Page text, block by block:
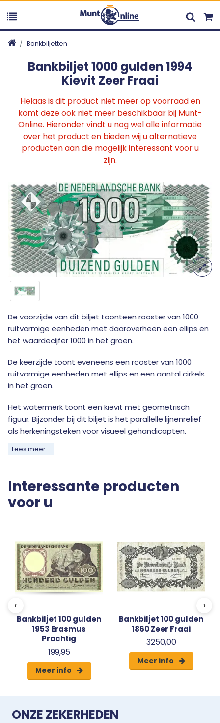
Bankbiljetten
Bankbiljet 1000 gulden 1994
Kievit Zeer Fraai
Helaas is dit product niet meer op voorraad en
komt deze ook niet meer beschikbaar bij Munt-
Online. Hieronder vindt u nog wel alle informatie
over het product en bieden wij u alternatieve
producten aan die mogelijk interessant voor u
zijn.
De voorzijde van dit biljet toonteen rooster van 1000
ruitvormige eenheden met daaroverheen een ellips en
het waardecijfer 1000 in het groen.
De keerzijde toont eveneens een rooster van 1000
ruitvormige eenheden met ellips en een aantal cirkels
in het groen.
Het watermerk toont een kievit met geometrisch
figuur. Bijzonder bij dit biljet is het parallelle lijnenrelief
als herkeningsteken voor visueel gehandicapten.
Al onze bankbiljetten worden geleverd in transparante
Het bankbiljet op de afbeelding is een voorbeeld. Uw bestelling zal
afwijken van deze afbeelding maar niet onder doen aan kwaliteit en
Lees meer...
Interessante producten
voor u
‹
Bankbiljet 100 gulden
1953 Erasmus
Prachtig
199,95
Meer info
Bankbiljet 100 gulden
1860 Zeer Fraai
3250,00
Meer info
›
ONZE ZEKERHEDEN